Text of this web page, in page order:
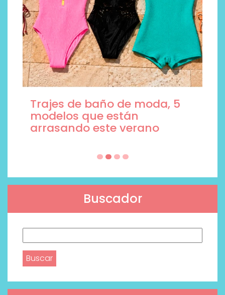
Trajes de baño de moda, 5
modelos que están
arrasando este verano
Buscador